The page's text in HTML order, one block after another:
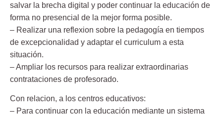
salvar la brecha digital y poder continuar la educación de
forma no presencial de la mejor forma posible.
– Realizar una reflexion sobre la pedagogía en tiempos
de excepcionalidad y adaptar el curriculum a esta
situación.
– Ampliar los recursos para realizar extraordinarias
contrataciones de profesorado.
Con relacion, a los centros educativos:
– Para continuar con la educación mediante un sistema